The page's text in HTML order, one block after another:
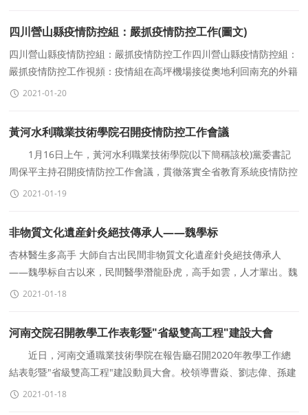
四川營山縣疫情防控組：嚴抓疫情防控工作(圖文)
四川營山縣疫情防控組：嚴抓疫情防控工作四川營山縣疫情防控組：
嚴抓疫情防控工作視頻：疫情組在高坪機場接從奧地利回南充的外籍
人員中國衆識網2021年1月17日（圖文/楊光）
2021-01-20
黃河水利職業技術學院召開疫情防控工作會議
1月16日上午，黃河水利職業技術學院(以下簡稱該校)黨委書記
周保平主持召開疫情防控工作會議，貫徹落實全省教育系統疫情防控
工作電視電話會議、開封市教育系統疫情防控工
2021-01-19
非物質文化遺産針灸絕技傳承人——魏學标
杏林醫生多高手 大師自古出民間非物質文化遺産針灸絕技傳承人
——魏學标自古以來，民間醫學潛龍卧虎，高手如雲，人才輩出。魏
學标，“魏氏安來中醫養生館&
2021-01-18
河南交院召開教學工作表彰暨"省級雙高工程"建設大會
近日，河南交通職業技術學院在報告廳召開2020年教學工作總
結表彰暨"省級雙高工程"建設動員大會。校領導曹焱、劉志偉、孫建
立、李松濤、夏連學、趙蘭州、張瑞春、盧旺林
2021-01-18